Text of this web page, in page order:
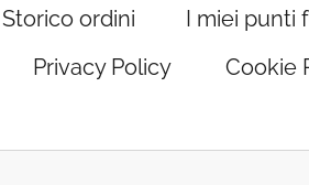
Storico ordini I miei punti
Privacy Policy Cookie